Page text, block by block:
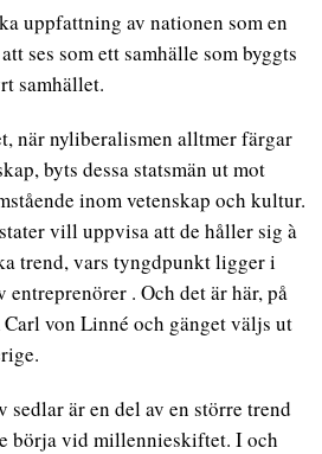
uppfattning av nationen som en
ses som ett samhälle som byggts
samhället.
när nyliberalismen alltmer färgar
byts dessa statsmän ut mot
inom vetenskap och kultur.
vill uppvisa att de håller sig à
trend, vars tyngdpunkt ligger i
entreprenörer . Och det är här, på
von Linné och gänget väljs ut
sedlar är en del av en större trend
börja vid millennieskiftet. I och